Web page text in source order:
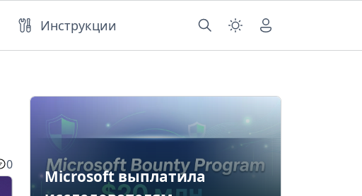
Инструкции
0
Microsoft выплатила